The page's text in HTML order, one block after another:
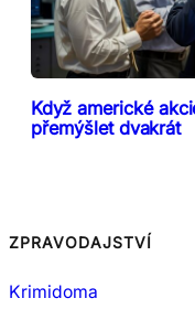
Když americké
přemýšlet dvakrát
ZPRAVODAJSTVÍ
Krimidoma